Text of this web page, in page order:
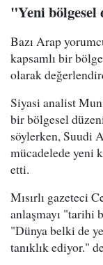
"Yeni
Bazı Arap
kapsamlı bir
olarak
Siyasi analist
bir bölgesel
söylerken, Suudi
mücadelede yeni
etti.
Mısırlı gazeteci
anlaşmayı "tarihi
"Dünya belki de
tanıklık ediyor."